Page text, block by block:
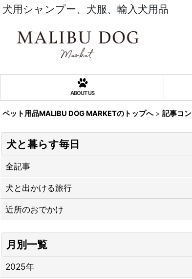
犬用シャンプー、犬服、輸入犬用品
ABOUT US
ペット用品MALIBU DOG MARKETのトップへ > 記事コ
犬と暮らす毎日
全記事
犬と出かける旅行
近所のおでかけ
月別一覧
2025年